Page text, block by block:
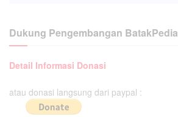
Dukung Pengembangan BatakPedia
Detail Informasi Donasi
atau donasi langsung dari paypal :